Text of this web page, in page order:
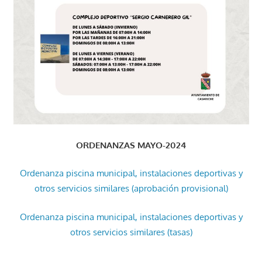
ORDENANZAS MAYO-2024
Ordenanza piscina municipal, instalaciones deportivas y
otros servicios similares (aprobación provisional)
Ordenanza piscina municipal, instalaciones deportivas y
otros servicios similares (tasas)